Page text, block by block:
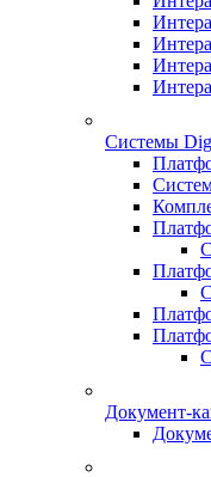
Системы
Документ-